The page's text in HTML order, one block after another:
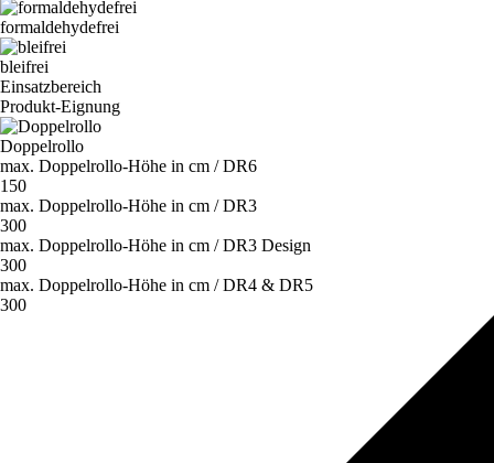
formaldehydefrei
bleifrei
Einsatzbereich
Produkt-Eignung
Doppelrollo
max. Doppelrollo-Höhe in cm / DR6
150
max. Doppelrollo-Höhe in cm / DR3
300
max. Doppelrollo-Höhe in cm / DR3 Design
300
max. Doppelrollo-Höhe in cm / DR4 & DR5
300